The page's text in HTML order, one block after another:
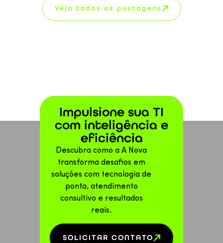
Veja todas as postagens
Impulsione sua TI
com inteligência e
eficiência
Descubra como a A Nova
transforma desafios em
soluções com tecnologia de
ponta, atendimento
consultivo e resultados
reais.
SOLICITAR CONTATO